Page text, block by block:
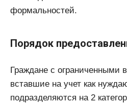
формальностей.
Порядок
Граждане с ограниченными
вставшие на учет как
подразделяются на 2